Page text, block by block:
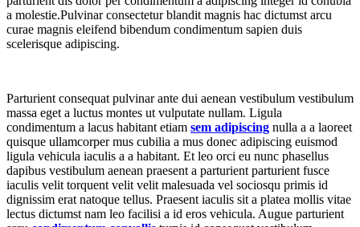
a molestie.Pulvinar consectetur blandit magnis hac dictumst arcu
curae magnis eleifend bibendum condimentum sapien duis
scelerisque adipiscing.
Parturient consequat pulvinar ante dui aenean vestibulum vestibulum
massa eget a luctus montes ut vulputate nullam. Ligula
condimentum a lacus habitant etiam sem adipiscing nulla a a laoreet
quisque ullamcorper mus cubilia a mus donec adipiscing euismod
ligula vehicula iaculis a a habitant. Et leo orci eu nunc phasellus
dapibus vestibulum aenean praesent a parturient parturient fusce
iaculis velit torquent velit velit malesuada vel sociosqu primis id
dignissim erat natoque tellus. Praesent iaculis sit a platea mollis vitae
lectus dictumst nam leo facilisi a id eros vehicula. Augue parturient